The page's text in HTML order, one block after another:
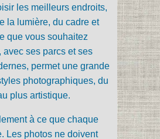
les meilleurs endroits,
la lumière, du cadre et
que vous souhaitez
avec ses parcs et ses
permet une grande
photographiques, du
plus artistique.
à ce que chaque
Les photos ne doivent